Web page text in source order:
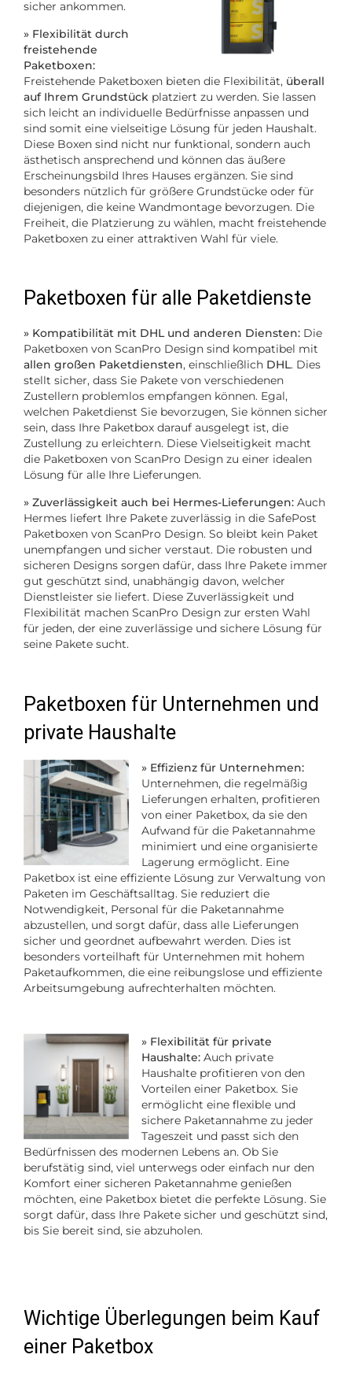
sicher ankommen.
» Flexibilität durch
freistehende
Paketboxen:
Freistehende Paketboxen bieten die Flexibilität, überall
auf Ihrem Grundstück platziert zu werden. Sie lassen
sich leicht an individuelle Bedürfnisse anpassen und
sind somit eine vielseitige Lösung für jeden Haushalt.
Diese Boxen sind nicht nur funktional, sondern auch
ästhetisch ansprechend und können das äußere
Erscheinungsbild Ihres Hauses ergänzen. Sie sind
besonders nützlich für größere Grundstücke oder für
diejenigen, die keine Wandmontage bevorzugen. Die
Freiheit, die Platzierung zu wählen, macht freistehende
Paketboxen zu einer attraktiven Wahl für viele.
Paketboxen für alle Paketdienste
» Kompatibilität mit DHL und anderen Diensten: Die
Paketboxen von ScanPro Design sind kompatibel mit
allen großen Paketdiensten, einschließlich DHL. Dies
stellt sicher, dass Sie Pakete von verschiedenen
Zustellern problemlos empfangen können. Egal,
welchen Paketdienst Sie bevorzugen, Sie können sicher
sein, dass Ihre Paketbox darauf ausgelegt ist, die
Zustellung zu erleichtern. Diese Vielseitigkeit macht
die Paketboxen von ScanPro Design zu einer idealen
Lösung für alle Ihre Lieferungen.
» Zuverlässigkeit auch bei Hermes-Lieferungen: Auch
Hermes liefert Ihre Pakete zuverlässig in die SafePost
Paketboxen von ScanPro Design. So bleibt kein Paket
unempfangen und sicher verstaut. Die robusten und
sicheren Designs sorgen dafür, dass Ihre Pakete immer
gut geschützt sind, unabhängig davon, welcher
Dienstleister sie liefert. Diese Zuverlässigkeit und
Flexibilität machen ScanPro Design zur ersten Wahl
für jeden, der eine zuverlässige und sichere Lösung für
seine Pakete sucht.
Paketboxen für Unternehmen und
private Haushalte
» Effizienz für Unternehmen:
Unternehmen, die regelmäßig
Lieferungen erhalten, profitieren
von einer Paketbox, da sie den
Aufwand für die Paketannahme
minimiert und eine organisierte
Lagerung ermöglicht. Eine
Paketbox ist eine effiziente Lösung zur Verwaltung von
Paketen im Geschäftsalltag. Sie reduziert die
Notwendigkeit, Personal für die Paketannahme
abzustellen, und sorgt dafür, dass alle Lieferungen
sicher und geordnet aufbewahrt werden. Dies ist
besonders vorteilhaft für Unternehmen mit hohem
Paketaufkommen, die eine reibungslose und effiziente
Arbeitsumgebung aufrechterhalten möchten.
» Flexibilität für private
Haushalte: Auch private
Haushalte profitieren von den
Vorteilen einer Paketbox. Sie
ermöglicht eine flexible und
sichere Paketannahme zu jeder
Tageszeit und passt sich den
Bedürfnissen des modernen Lebens an. Ob Sie
berufstätig sind, viel unterwegs oder einfach nur den
Komfort einer sicheren Paketannahme genießen
möchten, eine Paketbox bietet die perfekte Lösung. Sie
sorgt dafür, dass Ihre Pakete sicher und geschützt sind,
bis Sie bereit sind, sie abzuholen.
Wichtige Überlegungen beim Kauf
einer Paketbox